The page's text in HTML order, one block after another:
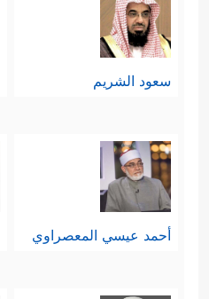
سعود الشريم
أحمد عيسي المعصراوي